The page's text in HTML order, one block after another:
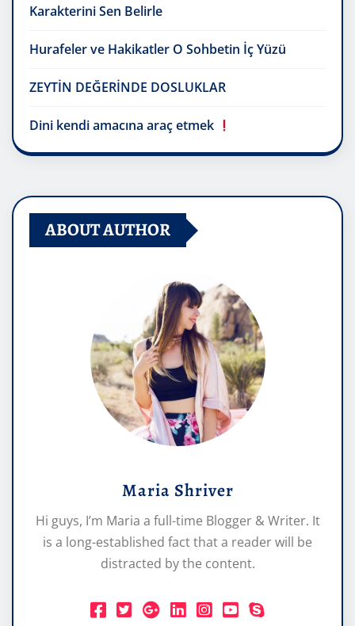
Karakterini Sen Belirle
Hurafeler ve Hakikatler O Sohbetin İç Yüzü
ZEYTİN DEĞERİNDE DOSLUKLAR
Dini kendi amacına araç etmek
ABOUT AUTHOR
Maria Shriver
Hi guys, I’m Maria a full-time Blogger & Writer. It
is a long-established fact that a reader will be
distracted by the content.